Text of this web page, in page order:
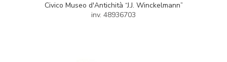
Civico Museo d'Antichità “J.J. Winckelmann”
inv. 48936703